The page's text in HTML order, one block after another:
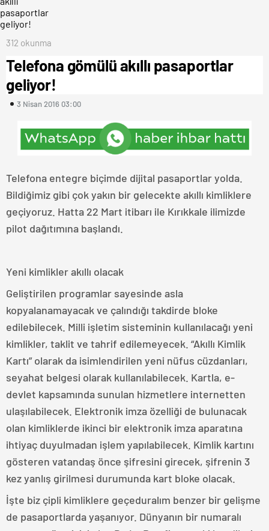
312 okunma
Telefona gömülü akıllı pasaportlar
geliyor!
3 Nisan 2016 03:00
Telefona entegre biçimde dijital pasaportlar yolda.
Bildiğimiz gibi çok yakın bir gelecekte akıllı kimliklere
geçiyoruz. Hatta 22 Mart itibarı ile Kırıkkale ilimizde
pilot dağıtımına başlandı.
Yeni kimlikler akıllı olacak
Geliştirilen programlar sayesinde asla
kopyalanamayacak ve çalındığı takdirde bloke
edilebilecek. Milli işletim sisteminin kullanılacağı yeni
kimlikler, taklit ve tahrif edilemeyecek. “Akıllı Kimlik
Kartı” olarak da isimlendirilen yeni nüfus cüzdanları,
seyahat belgesi olarak kullanılabilecek. Kartla, e-
devlet kapsamında sunulan hizmetlere internetten
ulaşılabilecek. Elektronik imza özelliği de bulunacak
olan kimliklerde ikinci bir elektronik imza aparatına
ihtiyaç duyulmadan işlem yapılabilecek. Kimlik kartını
gösteren vatandaş önce şifresini girecek, şifrenin 3
kez yanlış girilmesi durumunda kart bloke olacak.
İşte biz çipli kimliklere geçeduralım benzer bir gelişme
de pasaportlarda yaşanıyor. Dünyanın bir numaralı